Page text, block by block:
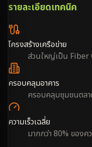
รายละเอียดเทคนิค
โครงสร้างเครือข่าย
ส่วนใหญ่เป็น Fiber
ครอบคลุมอาคาร
ครอบคลุมชุมชนตลา
ความเร็วเฉลี่ย
มากกว่า 80% ของค